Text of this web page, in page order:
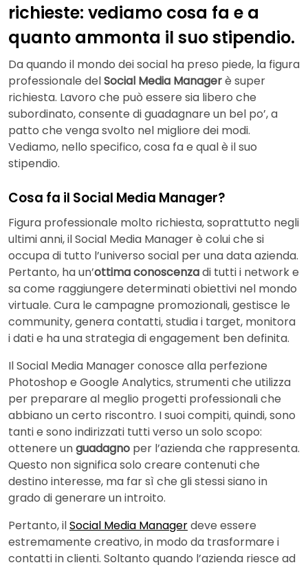
richieste: vediamo cosa fa e a
quanto ammonta il suo stipendio.
Da quando il mondo dei social ha preso piede, la figura
professionale delSocial Media Managerè super
richiesta. Lavoro che può essere sia libero che
subordinato, consente di guadagnare un bel po’, a
patto che venga svolto nel migliore dei modi.
Vediamo, nello specifico, cosa fa e qual è il suo
stipendio.
Cosa fa il Social Media Manager?
Figura professionale molto richiesta, soprattutto negli
ultimi anni, il Social Media Manager è colui che si
occupa di tutto l’universo social per una data azienda.
Pertanto, ha un’ottima conoscenzadi tutti i network e
sa come raggiungere determinati obiettivi nel mondo
virtuale. Cura le campagne promozionali, gestisce le
community, genera contatti, studia i target, monitora
i dati e ha una strategia di engagement ben definita.
Il Social Media Manager conosce alla perfezione
Photoshop e Google Analytics, strumenti che utilizza
per preparare al meglio progetti professionali che
abbiano un certo riscontro. I suoi compiti, quindi, sono
tanti e sono indirizzati tutti verso un solo scopo:
ottenere unguadagno per l’azienda che rappresenta.
Questo non significa solo creare contenuti che
destino interesse, ma far sì che gli stessi siano in
grado di generare un introito.
Pertanto, ilSocial Media Managerdeve essere
estremamente creativo, in modo da trasformare i
contatti in clienti. Soltanto quando l’azienda riesce ad